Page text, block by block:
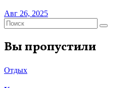
Авг 26, 2025
Вы пропустили
Отдых